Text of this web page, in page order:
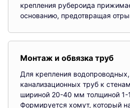
крепления рубероида
основанию, предотвращая
Монтаж и обвязка труб
Для крепления
канализационных труб к
шириной 20-40 мм толщиной 1-
Формируется хомут, который